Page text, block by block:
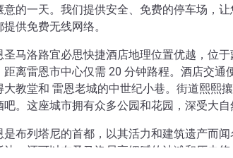
意的一天。我们提供安全、免费的停车场，
提供免费无线网络。
圣马洛路宜必思快捷酒店地理位置优越，位
距离雷恩市中心仅需 20 分钟路程。酒店交通
大教堂和 雷恩老城的中世纪小巷。街道熙熙
吧。这座城市拥有众多公园和花园，深受大自
是布列塔尼的首都，以其活力和建筑遗产而
达，还可以在圣马洛尽享细腻的沙滩和历史悠